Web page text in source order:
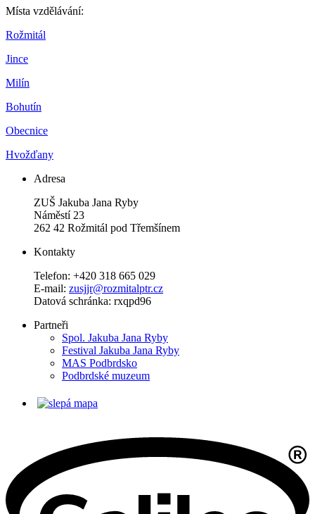
Místa vzdělávání:
Rožmitál
Jince
Milín
Bohutín
Obecnice
Hvožďany
Adresa
ZUŠ Jakuba Jana Ryby
Náměstí 23
262 42 Rožmitál pod Třemšínem
Kontakty
Telefon: +420 318 665 029
E-mail: zusjjr@rozmitalptr.cz
Datová schránka: rxqpd96
Partneři
Spol. Jakuba Jana Ryby
Festival Jakuba Jana Ryby
MAS Podbrdsko
Podbrdské muzeum